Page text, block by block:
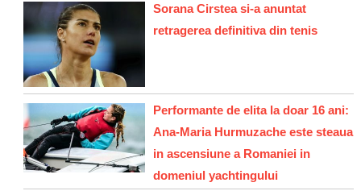
Sorana Cirstea si-a anuntat
retragerea definitiva din tenis
Performante de elita la doar 16 ani:
Ana-Maria Hurmuzache este steaua
in ascensiune a Romaniei in
domeniul yachtingului